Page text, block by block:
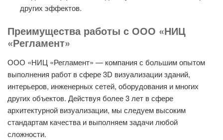
других эффектов.
Преимущества работы с ООО «НИЦ
«Регламент»
ООО «НИЦ «Регламент» — компания с большим опытом
выполнения работ в сфере 3D визуализации зданий,
интерьеров, инженерных сетей, оборудования и многих
других объектов. Действуя более 3 лет в сфере
архитектурной визуализации, мы следуем высоким
стандартам качества и выполняем задачи любой
сложности.